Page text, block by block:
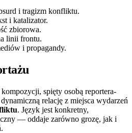
i tragizm konfliktu.
i katalizator.
zbiorowa.
linii frontu.
i propagandy.
spięty osobą reportera-
relację z miejsca wydarzeń
. Język jest konkretny,
— oddaje zarówno grozę, jak i